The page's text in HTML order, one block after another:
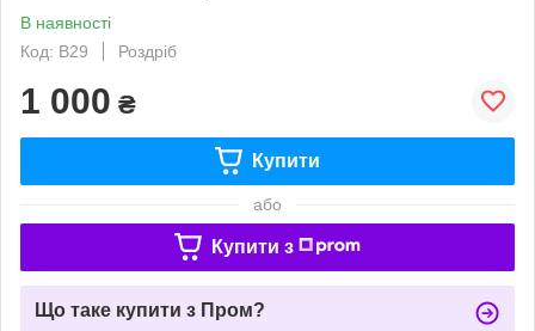
В наявності
Код: B29
Роздріб
1 000 ₴
Купити
або
Купити з
Що таке купити з Пром?